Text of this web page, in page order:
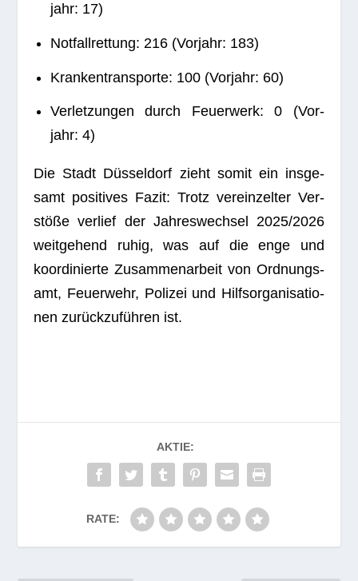
jahr: 17)
Not­fall­ret­tung: 216 (Vor­jahr: 183)
Kran­ken­trans­porte: 100 (Vor­jahr: 60)
Ver­let­zun­gen durch Feu­er­werk: 0 (Vor­
jahr: 4)
Die Stadt Düs­sel­dorf zieht somit ein ins­ge­
samt posi­ti­ves Fazit: Trotz ver­ein­zel­ter Ver­
stöße ver­lief der Jah­res­wech­sel 2025/2026
weit­ge­hend ruhig, was auf die enge und
koor­di­nierte Zusam­men­ar­beit von Ord­nungs­
amt, Feu­er­wehr, Poli­zei und Hilfs­or­ga­ni­sa­tio­
nen zurück­zu­füh­ren ist.
AKTIE:
RATE: